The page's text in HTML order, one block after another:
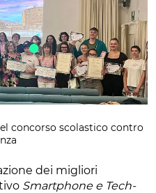
concorso scolastico contro
dei migliori
Smartphone e Tech-